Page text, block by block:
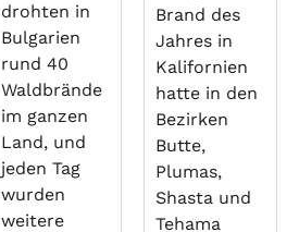
drohten in
Bulgarien
rund 40
Waldbrände
im ganzen
Land, und
jeden Tag
wurden
weitere
Brand des
Jahres in
Kalifornien
hatte in den
Bezirken
Butte,
Plumas,
Shasta und
Tehama